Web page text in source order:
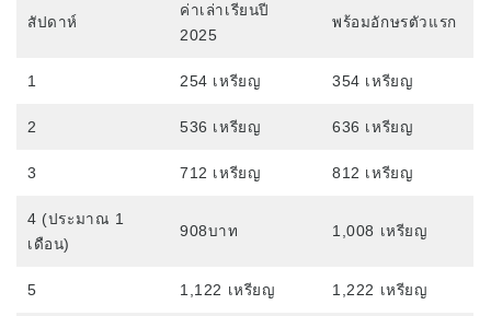
ภาพรวมของโปรแกรม
การเตรียมตัวสอบ TOEIC และ TOEFL
สัปดาห์
ค่าเล่าเรียนปี
2025
พร้อมอักษรตัวแรก
1 254 เหรียญ 354 เหรียญ
2 536 เหรียญ 636 เหรียญ
3 712 เหรียญ 812 เหรียญ
4 (ประมาณ 1
เดือน)
908บาท 1,008 เหรียญ
5 1,122 เหรียญ 1,222 เหรียญ